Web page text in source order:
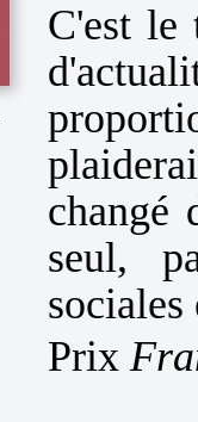
C'est le
changé
seul,
Prix